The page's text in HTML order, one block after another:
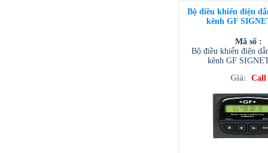
Bộ điều khiển điện
kênh GF
Mã số :
Bộ điều khiển điện
kênh GF
Giá: Call